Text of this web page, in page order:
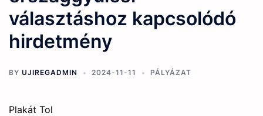
választáshoz kapcsolódó
hirdetmény
BY UJIREGADMIN 2024-11-11 PÁLYÁZAT
Plakát Tol